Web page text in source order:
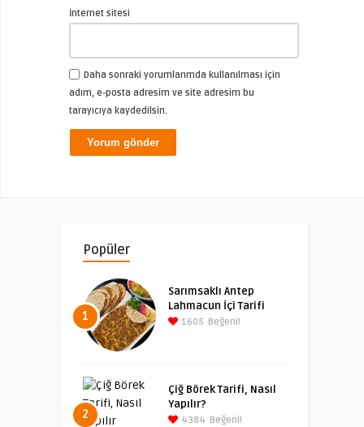
İnternet sitesi
Daha sonraki yorumlarımda kullanılması için
adım, e-posta adresim ve site adresim bu
tarayıcıya kaydedilsin.
Popüler
1
Sarımsaklı Antep
Lahmacun İçi Tarifi
1605 Beğeni!
2
Çiğ Börek Tarifi, Nasıl
Yapılır?
4384 Beğeni!